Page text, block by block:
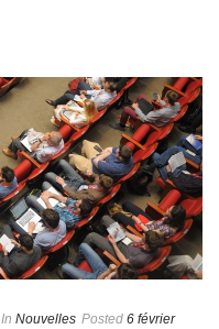
In Nouvelles Posted 6 février